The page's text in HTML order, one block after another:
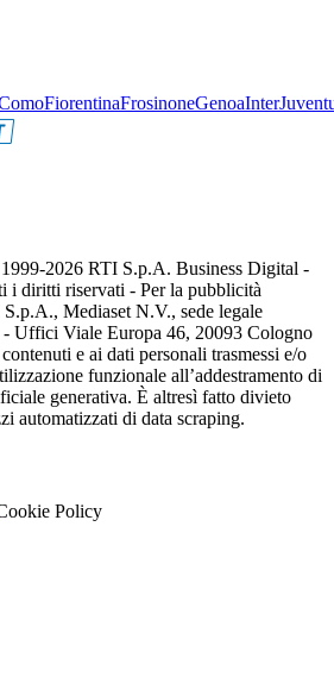
FiorentinaFrosinoneGenoaInter
2026 RTI S.p.A. Business Digital -
i diritti riservati - Per la pubblicità
Mediaset N.V., sede legale
- Uffici Viale Europa 46, 20093 Cologno
e ai dati personali trasmessi e/o
funzionale all’addestramento di
generativa. È altresì fatto divieto
automatizzati di data scraping.
Policy